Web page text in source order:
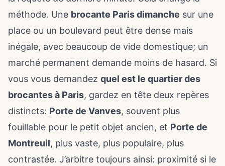
méthode. Une brocante Paris dimanche sur une
place ou un boulevard peut être dense mais
inégale, avec beaucoup de vide domestique; un
marché permanent demande moins de hasard. Si
vous vous demandez quel est le quartier des
brocantes à Paris, gardez en tête deux repères
distincts: Porte de Vanves, souvent plus
fouillable pour le petit objet ancien, et Porte de
Montreuil, plus vaste, plus populaire, plus
contrastée. J’arbitre toujours ainsi: proximité si le